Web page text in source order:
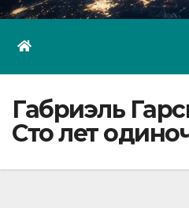
Габриэль
Сто лет